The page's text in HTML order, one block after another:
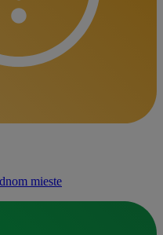
mieste